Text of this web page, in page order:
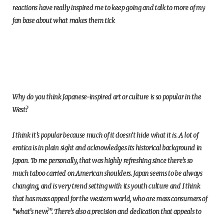
reactions have really inspired me to keep going and talk to more of my
fan base about what makes them tick
Why do you think Japanese-inspired art or culture is so popular in the
West?
I think it’s popular because much of it doesn’t hide what it is. A lot of
erotica is in plain sight and acknowledges its historical background in
Japan. To me personally, that was highly refreshing since there’s so
much taboo carried on American shoulders. Japan seems to be always
changing, and is very trend setting with its youth culture and I think
that has mass appeal for the western world, who are mass consumers of
“what’s new?”. There’s also a precision and dedication that appeals to